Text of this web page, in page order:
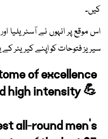
کیں۔
اس موقع پر انہوں نے آسٹریلیا
سیریز فتوحات کو اپنے کیریئر کے
of excellence
high intensity 💪
all-round men's